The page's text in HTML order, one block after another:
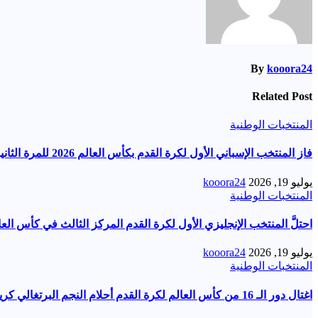
By kooora24
Related Post
المنتخبات الوطنية
فاز المنتخب الإسباني الأول لكرة القدم بكأس العالم 2026 للمرة الثانية في تاريخه بعدما هزم نظيره الأرجنتيني
يوليو 19, 2026
kooora24
المنتخبات الوطنية
احتلَّ المنتخب الإنجليزي الأول لكرة القدم المركز الثالث في كأس
يوليو 19, 2026
kooora24
المنتخبات الوطنية
اغتال دور الـ 16 من كأس العالم لكرة القدم أحلام النجم البرتغالي كريستيانو رونالدو المونديالية للمرة الثالثة، لكنها الثانية أمام الإسبان بالتحديد